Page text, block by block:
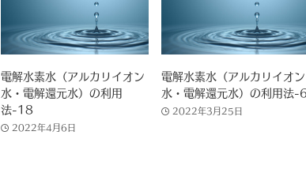
電解水素水（アルカリイオン
水・電解還元水）の利用
法-18
2022年4月6日
電解水素水（アルカリイオン
水・電解還元水）の利用法-
2022年3月25日